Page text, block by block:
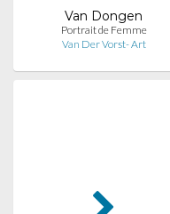
Van Dongen
Portrait de Femme
Van Der Vorst- Art